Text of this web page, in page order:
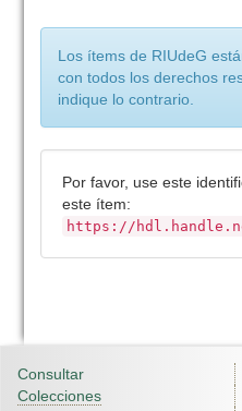
Los ítems de RIUdeG
con todos los derechos
indique lo contrario.
Por favor, use este
este ítem:
https://
Consultar
Colecciones